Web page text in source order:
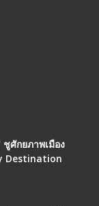
ศักยภาพเมือง
Destination